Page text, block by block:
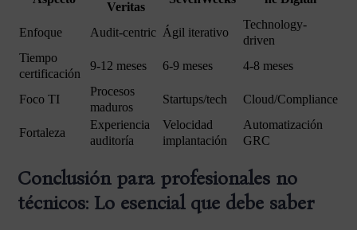
Veritas
Enfoque Audit-centric Ágil iterativo
Technology-
driven
Tiempo
certificación
9-12 meses 6-9 meses 4-8 meses
Foco TI
Procesos
maduros
Startups/tech Cloud/Compliance
Fortaleza
Experiencia
auditoría
Velocidad
implantación
Automatización
GRC
Conclusión para profesionales no
técnicos: Lo esencial que debe saber